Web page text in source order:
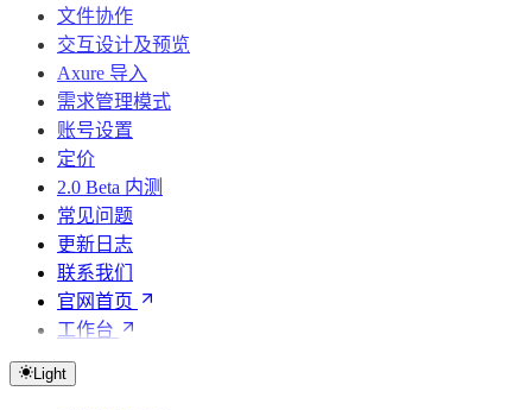
文件协作
交互设计及预览
Axure 导入
需求管理模式
账号设置
定价
2.0 Beta 内测
常见问题
更新日志
联系我们
官网首页
工作台
Light